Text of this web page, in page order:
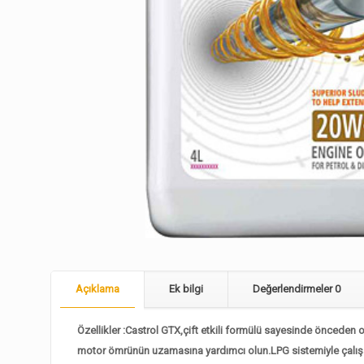
Açıklama Ek bilgi Değerlendirmeler0
Özellikler :Castrol GTX,çift etkili formülü sayesinde önceden
motor ömrünün uzamasına yardımcı olun.LPG sistemiyle